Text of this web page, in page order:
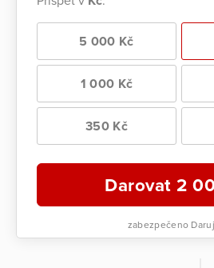
5 000 Kč
1 000 Kč
350 Kč
Darovat 2
zabezpečeno